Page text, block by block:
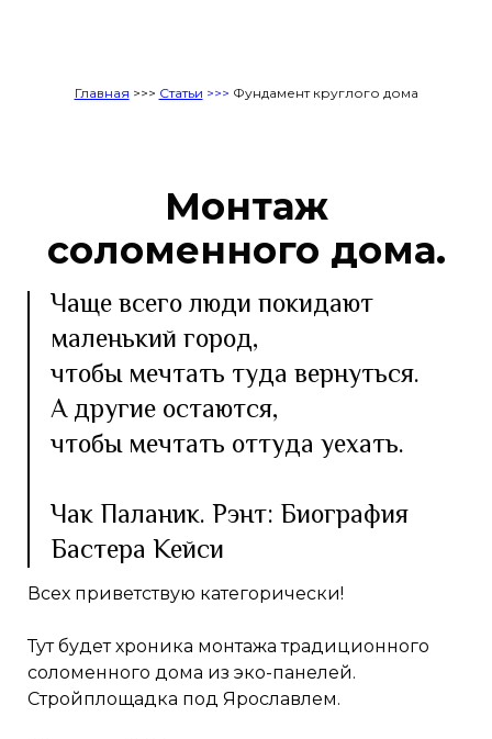
Главная >>> Статьи >>> Фундамент круглого дома
Монтаж
соломенного дома.
Чаще всего люди покидают
маленький город,
чтобы мечтать туда вернуться.
А другие остаются,
чтобы мечтать оттуда уехать.
Чак Паланик. Рэнт: Биография
Бастера Кейси
Всех приветствую категорически!
Тут будет хроника монтажа традиционного
соломенного дома из эко-панелей.
Стройплощадка под Ярославлем.